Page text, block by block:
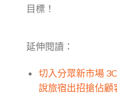
目標！
延伸閱讀：
切入分眾新市場
說旅宿出招搶佔顧